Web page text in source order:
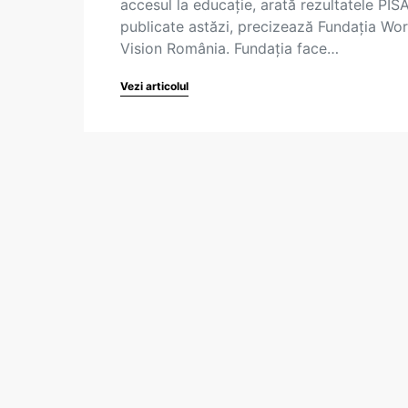
accesul la educaţie, arată rezultatele
publicate astăzi, precizează Fundaţia
Vision România. Fundația face…
Vezi articolul